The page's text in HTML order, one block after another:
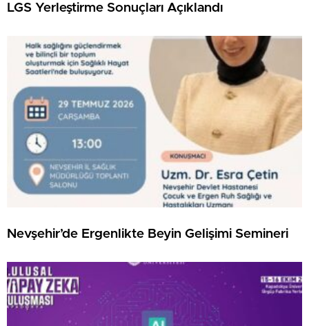
LGS Yerleştirme Sonuçları Açıklandı
Nevşehir’de Ergenlikte Beyin Gelişimi Semineri